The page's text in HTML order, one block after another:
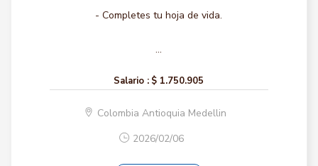
- Completes tu hoja de vida.
...
Salario : $ 1.750.905
Colombia Antioquia Medellin
2026/02/06